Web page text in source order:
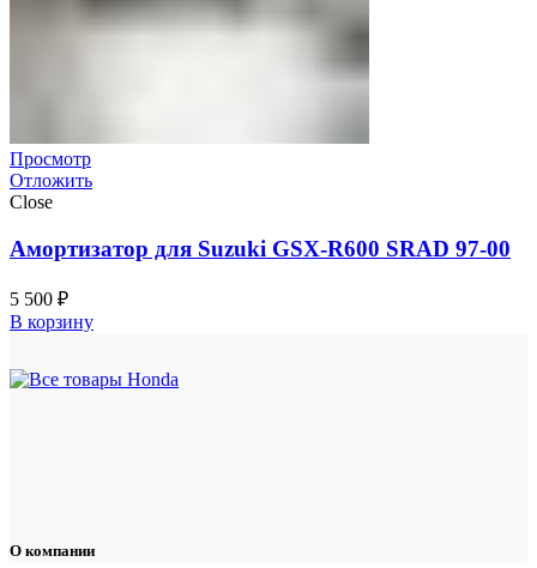
Просмотр
Отложить
Close
Амортизатор для Suzuki GSX-R600 SRAD 97-00
5 500 ₽
В корзину
О компании